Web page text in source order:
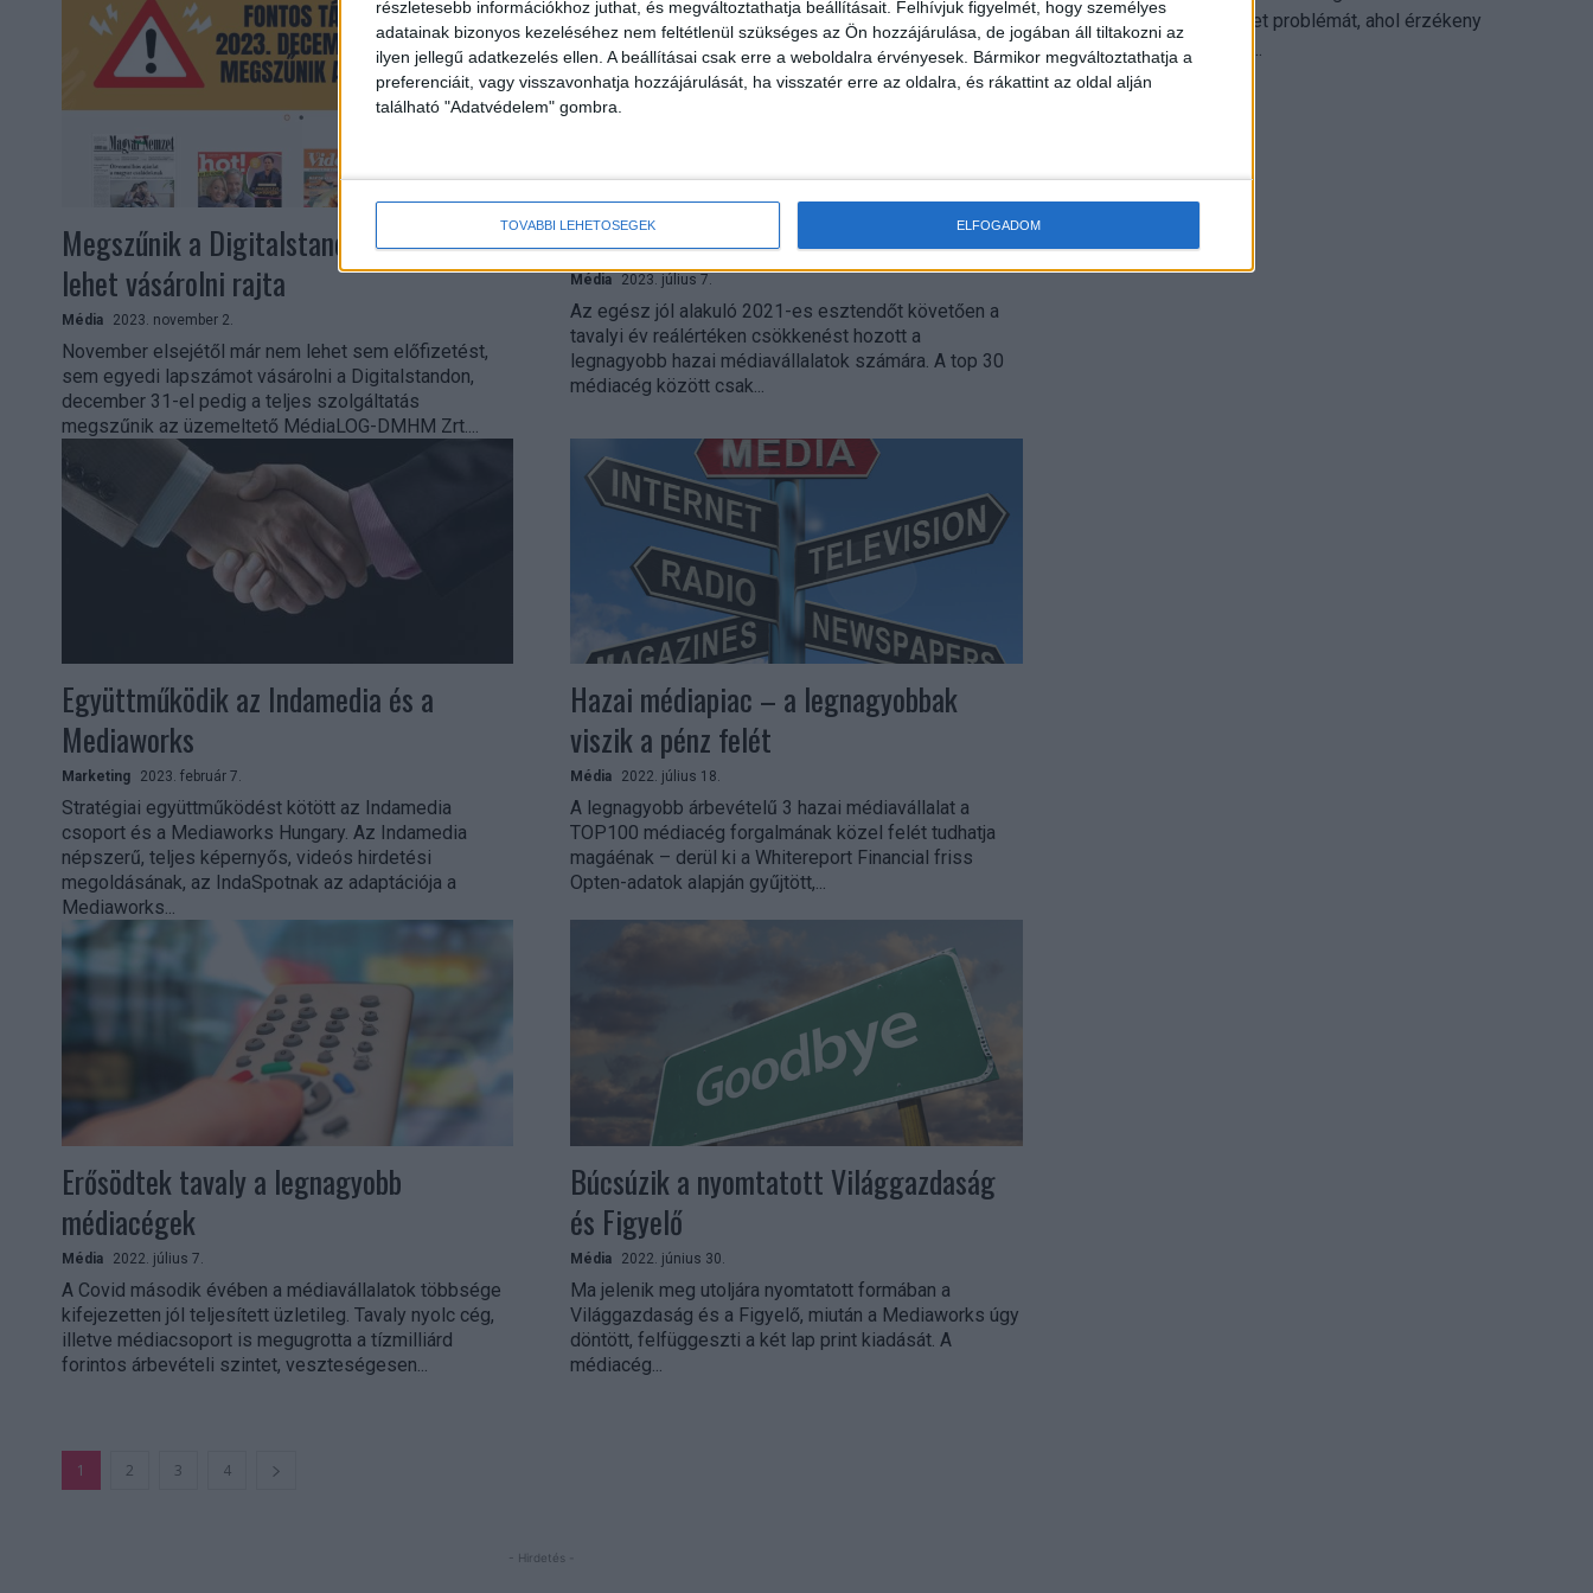
részletesebb információkhoz juthat, és megváltoztathatja beállításait. Felhívjuk figyelmét, hogy személyes
adatainak bizonyos kezeléséhez nem feltétlenül szükséges az Ön hozzájárulása, de jogában áll tiltakozni az
ilyen jellegű adatkezelés ellen. A beállításai csak erre a weboldalra érvényesek. Bármikor megváltoztathatja a
preferenciáit, vagy visszavonhatja hozzájárulását, ha visszatér erre az oldalra, és rákattint az oldal alján
található "Adatvédelem" gombra.
TOVÁBBI LEHETŐSÉGEK ELFOGADOM
Megszűnik a Digitalstand, már nem
lehet vásárolni rajta
Média 2023. november 2.
November elsejétől már nem lehet sem előfizetést,
sem egyedi lapszámot vásárolni a Digitalstandon,
december 31-el pedig a teljes szolgáltatás
megszűnik az üzemeltető MédiaLOG-DMHM Zrt....
Ilyen éve volt a TOP30 médiacégnek
Média 2023. július 7.
Az egész jól alakuló 2021-es esztendőt követően a
tavalyi év reálértéken csökkenést hozott a
legnagyobb hazai médiavállalatok számára. A top 30
médiacég között csak...
Együttműködik az Indamedia és a
Mediaworks
Marketing 2023. február 7.
Stratégiai együttműködést kötött az Indamedia
csoport és a Mediaworks Hungary. Az Indamedia
népszerű, teljes képernyős, videós hirdetési
megoldásának, az IndaSpotnak az adaptációja a
Mediaworks...
Hazai médiapiac – a legnagyobbak
viszik a pénz felét
Média 2022. július 18.
A legnagyobb árbevételű 3 hazai médiavállalat a
TOP100 médiacég forgalmának közel felét tudhatja
magáénak – derül ki a Whitereport Financial friss
Opten-adatok alapján gyűjtött,...
Erősödtek tavaly a legnagyobb
médiacégek
Média 2022. július 7.
A Covid második évében a médiavállalatok többsége
kifejezetten jól teljesített üzletileg. Tavaly nyolc cég,
illetve médiacsoport is megugrotta a tízmilliárd
forintos árbevételi szintet, veszteségesen...
Búcsúzik a nyomtatott Világgazdaság
és Figyelő
Média 2022. június 30.
Ma jelenik meg utoljára nyomtatott formában a
Világgazdaság és a Figyelő, miután a Mediaworks úgy
döntött, felfüggeszti a két lap print kiadását. A
médiacég...
1 2 3 4
- Hirdetés -
különösen ott jelenthet problémát, ahol érzékeny
üzleti információkkal...